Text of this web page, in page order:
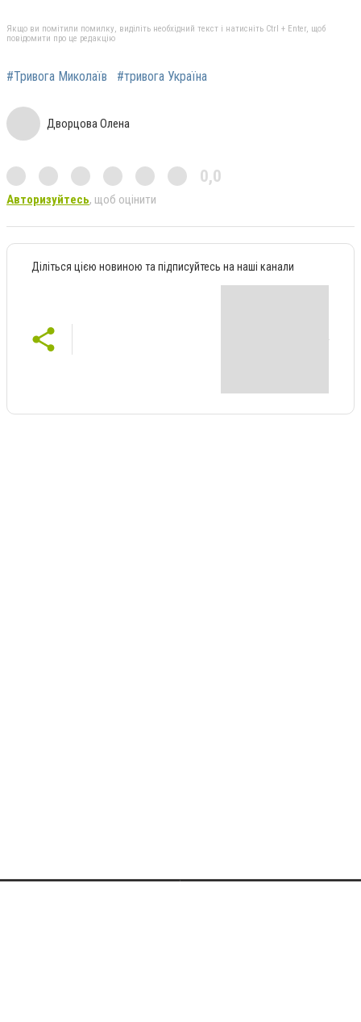
Якщо ви помітили помилку, виділіть необхідний текст і натисніть Ctrl + Enter, щоб
повідомити про це редакцію
#Тривога Миколаїв #тривога Україна
Дворцова Олена
0,0
Авторизуйтесь, щоб оцінити
Діліться цією новиною та підписуйтесь на наші канали